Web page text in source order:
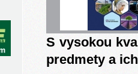
S vysokou
predmety a